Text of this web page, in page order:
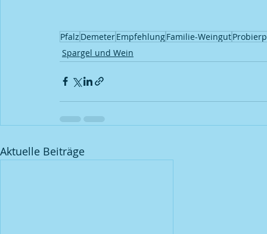
Pfalz DemeterEmpfehlungFamilie-Weingut
Spargel und Wein
Aktuelle Beiträge